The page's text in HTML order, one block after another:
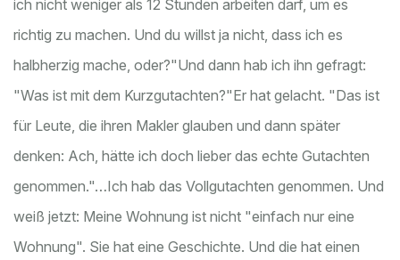
ich nicht weniger als 12 Stunden arbeiten darf, um es
richtig zu machen. Und du willst ja nicht, dass ich es
halbherzig mache, oder?"Und dann hab ich ihn gefragt:
"Was ist mit dem Kurzgutachten?"Er hat gelacht. "Das ist
für Leute, die ihren Makler glauben und dann später
denken: Ach, hätte ich doch lieber das echte Gutachten
genommen."…Ich hab das Vollgutachten genommen. Und
weiß jetzt: Meine Wohnung ist nicht "einfach nur eine
Wohnung". Sie hat eine Geschichte. Und die hat einen